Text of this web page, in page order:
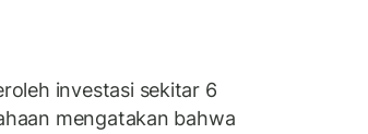
investasi sekitar 6
mengatakan bahwa